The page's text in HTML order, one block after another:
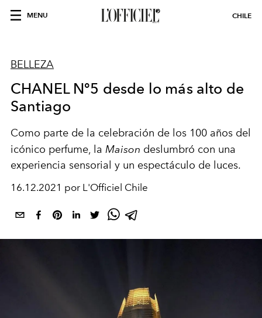
MENU CHILE
BELLEZA
CHANEL Nº5 desde lo más alto de
Santiago
Como parte de la celebración de los 100 años del
icónico perfume, la Maison deslumbró con una
experiencia sensorial y un espectáculo de luces.
16.12.2021 por L'Officiel Chile